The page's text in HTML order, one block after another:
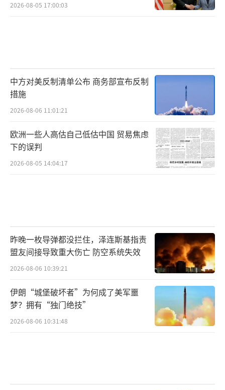
2026-08-05 17:00:03
中方对美反制清单公布 商务部宣布反制
措施
2026-08-06 11:01:21
欧洲一些人高估自己低估中国 贸易焦虑
下的误判
2026-08-05 14:04:17
昨晚一枚导弹都没拦住，泽连斯基指责
盟友间接导致重大伤亡 防空系统失效
2026-08-06 10:39:21
伊朗“城堡破坏者”为何成了美军噩
梦？拥有“独门绝技”
2026-08-06 10:31:48